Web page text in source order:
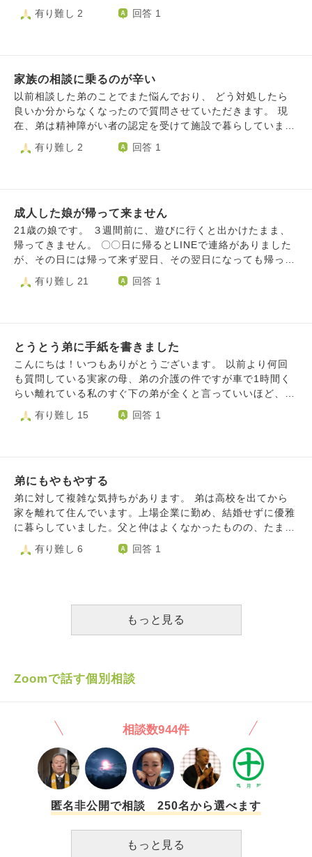
等 周りの助言や意見を聞き入れようとせず反発し、自分勝
くなりかけた関係も自分の言動で壊し再びギクシャクする結
果を繰り返すことに気付かない… やる事をやらない・守ら
ないから言われるのに直そうとしない。 《忙しい・面倒》
で片付けようとする。 何をどうすれば間違いに気付くのか
わかりません。 このままギクシャクした親子関係が続くの
が辛いです。
ままです。 次男は小さい時からゲームに関して依存度が強
スマホがほしいと言ったところで聞いてもらえないと我慢し
てきた、友達とのゲームの会話にも入れず辛かった、だから
今はやりたいわけじゃなくトラウマでゲームをやっていると
一時期は夜中やっては昼間は寝ている生活でした。 ２年生
り、２回目の試験も受け合格発表前からまた様子がおかしく
に何も話してくれません。 そして２年で卒業の予定でした
が、難関の一時試験に合格したので専門学生２年延長するこ
とに本人が決め手続きしたのですが、学校も行ったり行かな
かったり… 毎日お弁当は作るのですが家で食べている日
も多々ありモヤモヤする毎日です。 私からは余計なことは
言わずおはようおかえりなど挨拶や声かけはしてるのです
しょうがないと思うのですが時々どうしようもなく悲しくな
り、早く死んでしまいたいと思う毎日で辛いです。
ったことはほぼないからです。 一応「さあ、熱中症じゃな
いかな」と答えると「おまえなあ、熱中症で気分悪くなって
一応「ちゃんと調べてくれ」と言い返しましたが聞く耳を持
ちません。なんであたしがこのクソガキ（50代）を諭さなけ
ればならないのでしょう。喋るのもしんどいのに。 とりあ
えず「ごめんね、全部冗談だよ。体調も悪くないし、全部大
が、心配のストレスにやられてわめく無学な子供をなだめな
ていく準備を進めています。 けれども大学を卒業したり、
就職先が決まるまでは家にいたほうが上手くいくだろうと思
うので、あと5カ月程度はこの家にとどまる予定です。 その
五カ月が、長くて長くて、利用するためだとは言えこの家で
ます。節約術やお金の上手な使い方とか、長時間外で過ごす
こからの時間はほとんど苦痛です。 というか、私は外の
世界でうまくやっていけるんでしょうか。体力がなくても働
き続けられる（っぽい）職業を目指して頑張ってますが、実
力主義っぽいし。本当は毎日、本読んだり好きな絵を描いて
過ごしたい…。私怠け者なんです。 怒りっぽいところもあ
るし。もう全部めんどくさいし死んだほうが楽なんじゃな
い意地ですけど、譲りたくもないです。 ああ…愚痴を聞
いてくださりありがとうございます。どうにか頑張ります
有り難し 2 回答 1
家族の相談に乗るのが辛い
以前相談した弟のことでまた悩んでおり、 どう対処したら
良いか分からなくなったので質問させていただきます。 現
在、弟は精神障がい者の認定を受けて施設で暮らしていま
す。私は離れたところに住んでいるため、電話やLINEで弟
の相談に乗っています。 弟は、学生時代から付き合ってい
言動によって弟が深く傷ついたり、ひどい時は命を断とうと
までしていたので、私は縁を切るかそれが難しければ距離を
置いた方が良いと毎回伝えていました。 先日、弟はその女
性と今度こそ縁を切ることを決断しLINEをブロックしたと
日、縁を切って良かったのかわからない、また元通りに戻り
とは思い出せない。良い思い出ばかりだからまた仲良くした
い気持ちになる」「元彼女の存在がなかったら自分はダメ人
間だからこの先一人だし楽しいことがない」と言います。
そのうち、辛いからやけ食いややけ酒をしたと連絡が入るよ
どもしたことがある弟なので、ここで元彼女から離れられて
なってきて、一昨日、今から電話していいかと言われた時に
初めて断ってしまいました。 疲れていて相談に乗るエネル
ギーが残っていないからまた元気になったら、と伝えまし
た。 その後、弟から家族LINEに、自分は先に行きます。と
いう自死をほのめかす連絡が来ました。 幸い両親が電話で
話をして、ストップはかけられたものの、またいつこうなる
ぼっちにならないように私もできるだけ支えたいですが、も
うどうしたらいいかわかりません。
有り難し 2 回答 1
成人した娘が帰って来ません
21歳の娘です。 ３週間前に、遊びに行くと出かけたまま、
帰ってきません。 〇〇日に帰るとLINEで連絡がありました
が、その日には帰って来ず翌日、その翌日になっても帰って
きませんでした。 LINEは送れば返事か帰ってくる状況です
が、居場所も具体的には教えてくれず、ネットカフェやおふ
ら、専門学校の方も行けなくなり、心配をしていた矢先でし
た。お金は夜のアルバイトをしていたらしく、その蓄えでい
くらかは持っているようでしたが、それもどこまであるか私
にはわかりません。 どう、接すればよいか、毎日考えると
バイスをいただきたく、わらにもすがる思いでこちらのペー
有り難し 21 回答 1
とうとう弟に手紙を書きました
こんにちは！いつもありがとうございます。 以前より何回
も質問している実家の母、弟の介護の件ですが車で1時間く
らい離れている私のすぐ下の弟が全くと言っていいほど、関
わってくれません。 本人は全くとは思ってないと思いま
す。 実家の近くにいる私にやはり負担がかかり過ぎて本当
いました。 メールでは無視なので手紙を書きました。 どう
してか分からないけど、弟に遠慮して 私が実家の2人の面倒
をみなくては！と頑張ってきましたが、なぜ弟に遠慮しなく
てはいけないのか今になっておかしいと思いハッキリと書き
院が大好きで通院が多い母と精神的疾患で何もできない実家
く手紙が到着するのが待ち遠しいです。 相談した友達
は、すぐ下の弟が関わらないならその分の私の労働分お金を
仕は最近バカらしく思えてきました。 早くスッキリしたい
です。 いつもいつも頭の中は実家の事を考えて、自分の時
有り難し 15 回答 1
弟にもやもやする
弟に対して複雑な気持ちがあります。 弟は高校を出てから
家を離れて住んでいます。上場企業に勤め、結婚せずに優雅
に暮らしていました。父と仲はよくなかったものの、たまに
実家に帰ってきて、私の子はかわいがってくれていました。
父はそのころ体調が優れず、病院に運ばれICUに入ることに
行くかもしれない、とも言ってきました。 ICUを行ったり来
その後父は他界し、結局海外に住むことは会社の都合ででき
なかった弟は、こちらの気持ちなど何も気が付かず、相続の
い」と答えました。私は、彼女の話ではなく私と母に労いの
言葉がほしかったのですが、それは理解していないようでし
た。 病院の母につき添っていたのは私の意思であるので、
感謝や労いの言葉を弟に求めるのは私のエゴであること、結
婚自体は悪くないこと、承知していますが、どうもスッキリ
せずもやもやしています。 弟と父はあまり仲が良くなかっ
せん。 どうすれば心穏やかに弟とそのお嫁さんに付き合っ
有り難し 6 回答 1
もっと見る
Zoomで話す個別相談
相談数944件
匿名非公開で相談 250名から選べます
もっと見る